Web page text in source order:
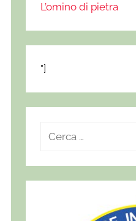
L’omino di pietra
"]
c
e